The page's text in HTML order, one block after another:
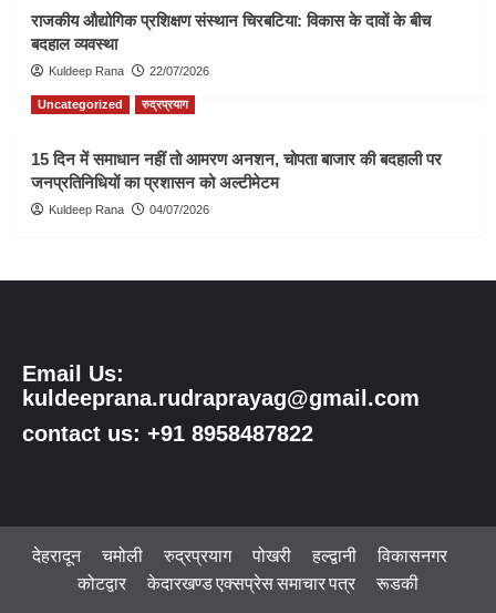
राजकीय औद्योगिक प्रशिक्षण संस्थान चिरबटिया: विकास के दावों के बीच
बदहाल व्यवस्था
Kuldeep Rana 22/07/2026
Uncategorized रुद्रप्रयाग
15 दिन में समाधान नहीं तो आमरण अनशन, चोपता बाजार की बदहाली पर
जनप्रतिनिधियों का प्रशासन को अल्टीमेटम
Kuldeep Rana 04/07/2026
Email Us:
kuldeeprana.rudraprayag@gmail.com
contact us: +91 8958487822
देहरादून चमोली रुद्रप्रयाग पोखरी हल्द्वानी
विकासनगर
कोटद्वार
केदारखण्ड एक्सप्रेस समाचार पत्र रूडकी